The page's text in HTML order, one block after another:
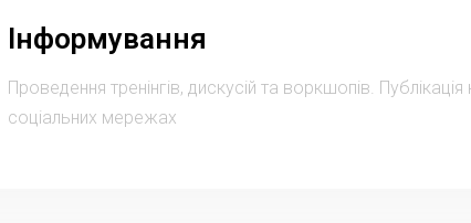
Інформування
Проведення тренінгів, дискусій та воркшопів.
соціальних мережах